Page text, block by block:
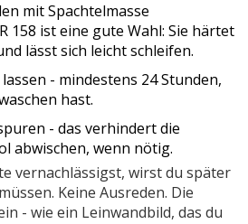
mit Spachtelmasse
158 ist eine gute Wahl: Sie härtet
lässt sich leicht schleifen.
- mindestens 24 Stunden,
hast.
- das verhindert die
abwischen, wenn nötig.
vernachlässigst, wirst du später
Keine Ausreden. Die
- wie ein Leinwandbild, das du